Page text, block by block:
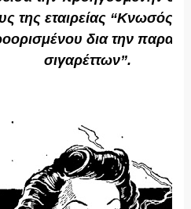
της εταιρείας “Κνωσός”
δια την
σιγαρέττων”.